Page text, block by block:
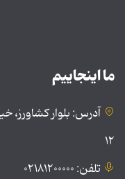
ما اینجاییم
آدرس: بلوار
۱۲
تلفن: ۰۲۱۸۱۲۰۰۰۰۰